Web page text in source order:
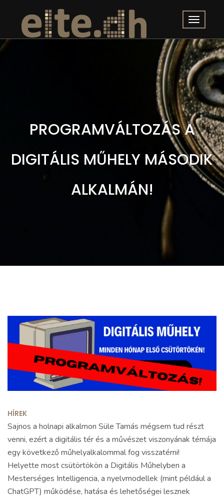
PROGRAMVÁLTOZÁS A
DIGITÁLIS MŰHELY MÁSODIK
ALKALMÁN!
HÍREK
Sajnos a holnapi alkalmon Süle Tamás mégsem tud részt
venni, ezért a digitális tér és a művészet viszonyának témája
egy következő műhelyalkalommal fog visszatérni!
Helyette most csütörtökön a Digitális Műhelyben a
Mesterséges Intelligencia, a nyelvmodellek (mint például a
ChatGPT) működése, hatása és lehetőségei lesznek